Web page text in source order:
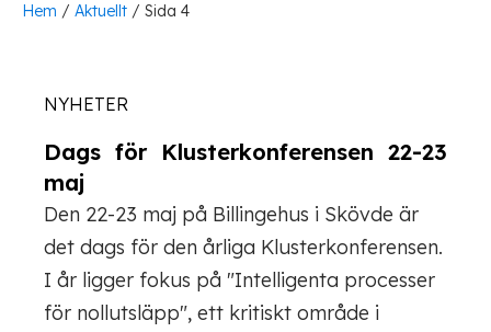
Hem / Aktuellt / Sida 4
NYHETER
Dags för Klusterkonferensen 22-23
maj
Den 22-23 maj på Billingehus i Skövde är
det dags för den årliga Klusterkonferensen.
I år ligger fokus på "Intelligenta processer
för nollutsläpp", ett kritiskt område i